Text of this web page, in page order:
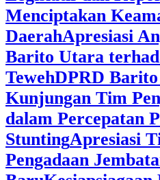
Menciptakan
DaerahApresiasi
Barito Utara
TewehDPRD
Kunjungan Tim
dalam Percepatan
StuntingApresiasi
Pengadaan